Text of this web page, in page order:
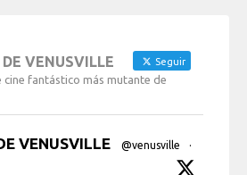
VENUSVILLE Seguir
cine fantástico más mutante de
VENUSVILLE @venusville
·